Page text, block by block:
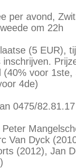
per avond,
om 22h
(5 EUR),
(40% voor
4de)
0475/82.81.17
Van Dyck
(2012), Jan